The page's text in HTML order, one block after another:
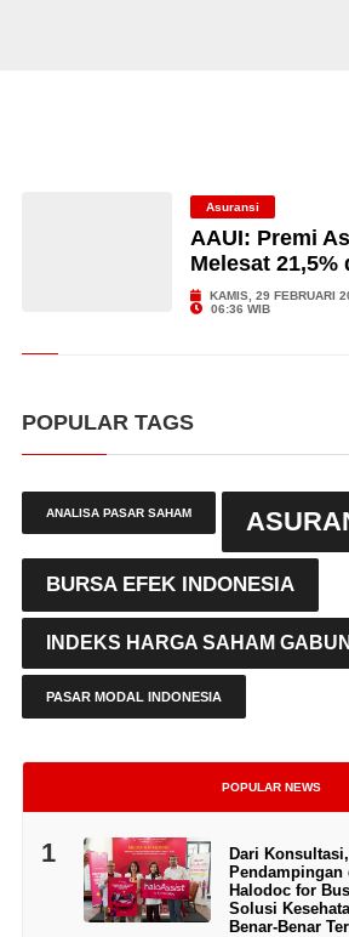
Asuransi
AAUI: Premi
Melesat 21,5%
KAMIS, 29 FEBRUARI
06:36 WIB
POPULAR TAGS
ANALISA PASAR SAHAM
BURSA EFEK INDONESIA
INDEKS HARGA SAHAM
PASAR MODAL INDONESIA
POPULAR NEWS
1
Dari
Pendampingan
Halodoc for
Solusi
Benar-Benar